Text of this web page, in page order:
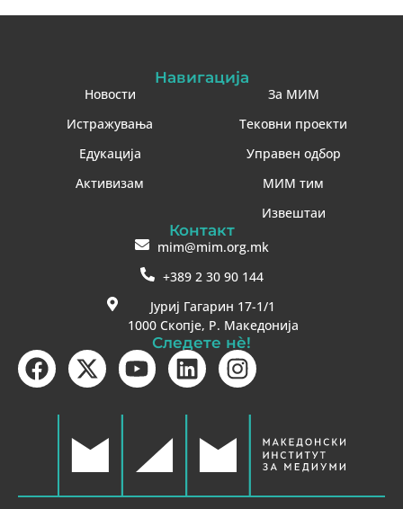
Навигација
Новости
Истражувања
Едукација
Активизам
За МИМ
Тековни проекти
Управен одбор
МИМ тим
Извештаи
Контакт
mim@mim.org.mk
+389 2 30 90 144
Јуриј Гагарин 17-1/1
1000 Скопје, Р. Македонија
Следете нè!